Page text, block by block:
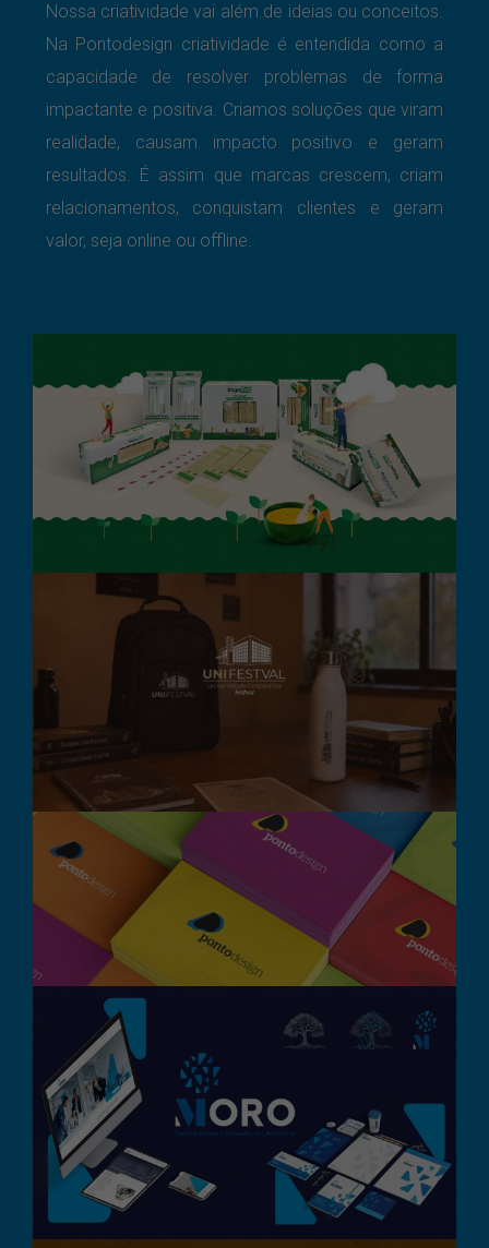
Nossa criatividade vai além de ideias ou conceitos.
Na Pontodesign criatividade é entendida como a
capacidade de resolver problemas de forma
impactante e positiva. Criamos soluções que viram
realidade, causam impacto positivo e geram
resultados. É assim que marcas crescem, criam
relacionamentos, conquistam clientes e geram
valor, seja online ou offline.
Embalagens Linha Talge Eco
Branding Design Gráfico Embalagem
UniFestval – Marca e
Identidade Visual
Destaque
Pontodesign – Rebrand
Branding
Moro Consultoria Contábil
Branding Destaque Digital Embalagem